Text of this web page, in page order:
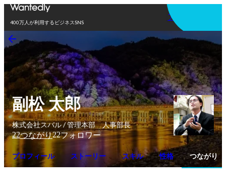
400万人が利用するビジネスSNS
アプリを使う
副松 太郎
株式会社スバル / 管理本部 人事部長
22つながり22フォロワー
プロフィール ストーリー スキル 性格 つながり